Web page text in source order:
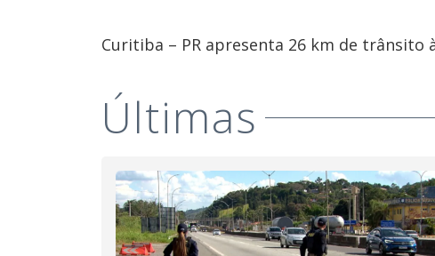
Curitiba – PR apresenta 26 km de trânsito
Últimas